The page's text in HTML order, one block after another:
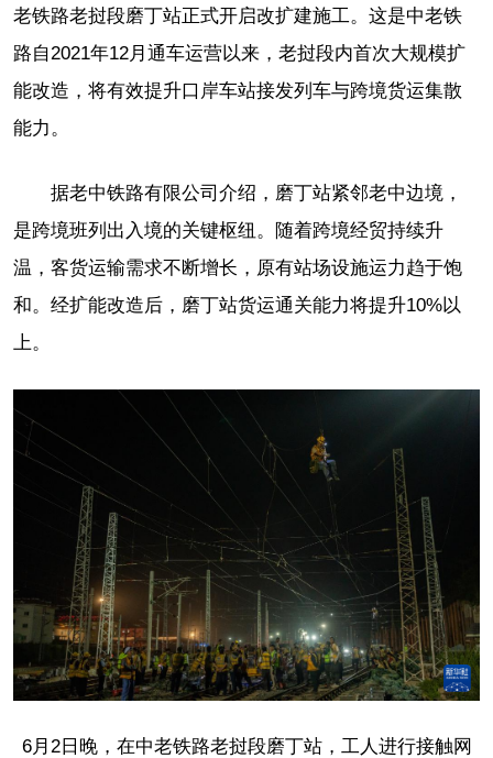
老铁路老挝段磨丁站正式开启改扩建施工。这是中老铁
路自2021年12月通车运营以来，老挝段内首次大规模扩
能改造，将有效提升口岸车站接发列车与跨境货运集散
能力。
据老中铁路有限公司介绍，磨丁站紧邻老中边境，
是跨境班列出入境的关键枢纽。随着跨境经贸持续升
温，客货运输需求不断增长，原有站场设施运力趋于饱
和。经扩能改造后，磨丁站货运通关能力将提升10%以
上。
6月2日晚，在中老铁路老挝段磨丁站，工人进行接触网